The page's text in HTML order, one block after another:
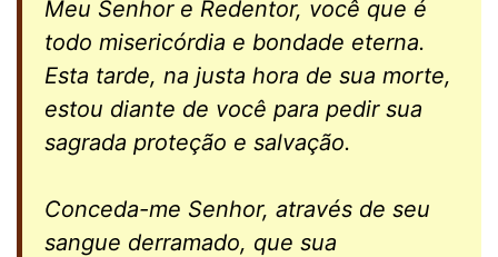
Meu Senhor e Redentor, você que é
todo misericórdia e bondade eterna.
Esta tarde, na justa hora de sua morte,
estou diante de você para pedir sua
sagrada proteção e salvação.
Conceda-me Senhor, através de seu
sangue derramado, que sua